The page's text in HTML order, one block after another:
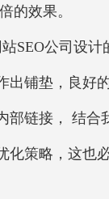
的效果。
公司设计
出铺垫，良好
部链接， 结合
化策略，这也